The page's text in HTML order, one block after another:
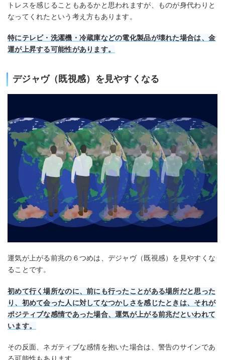
トレスを感じることもあるかと思われますが、ものが身代わりと
なってくれたという考え方もあります。
特にテレビ・洗濯機・冷蔵庫などの電化製品が壊れた場合は、金
運が上昇する可能性があります。
デジャヴ（既視感）を見やすくなる
運気が上がる前兆の６つめは、デジャヴ（既視感）を見やすくな
ることです。
初めて行く場所なのに、前にも行ったことがある場所だと思った
り、初めて会った人に対してなつかしさを感じたときは、それが
ポジティブな感情であった場合、運気が上がる前兆だといわれて
います。
その反面、ネガティブな感情を抱いた場合は、警告のサインであ